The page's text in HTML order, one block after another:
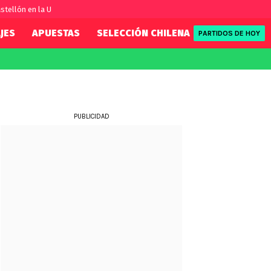
en la U
APUESTAS SELECCIÓN CHILENA REDSPORT
PARTIDOS DE HOY
PUBLICIDAD